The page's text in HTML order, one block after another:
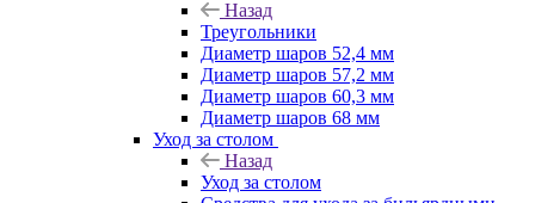
Назад
Треугольники
Диаметр шаров 52,4 мм
Диаметр шаров 57,2 мм
Диаметр шаров 60,3 мм
Диаметр шаров 68 мм
Уход за столом
Назад
Уход за столом